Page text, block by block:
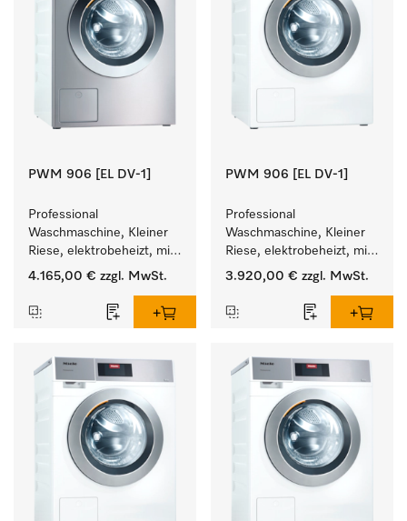
PWM 906 [EL DV-1]
Professional
Waschmaschine, Kleiner
Riese, elektrobeheizt, mit
Ablaufventil und
Programmen.
Leistung 6 kg  in 49 min .
4.165,00 € zzgl. MwSt.
PWM 906 [EL DV-1]
Professional
Waschmaschine, Kleiner
Riese, elektrobeheizt, mit
Ablaufventil und
Programmen.
Leistung 6 kg  in 49 min .
3.920,00 € zzgl. MwSt.